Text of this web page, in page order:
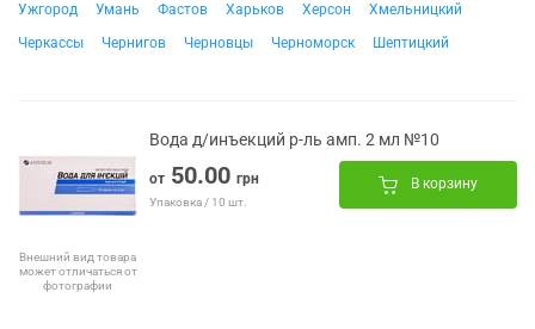
Ужгород
Умань Фастов Харьков Херсон
Хмельницкий
Черкассы
Чернигов Черновцы Черноморск Шептицкий
Внешний вид товара
может отличаться от
фотографии
Вода д/инъекций р-ль амп. 2 мл №10
от 50.00 грн
Упаковка / 10 шт.
В корзину